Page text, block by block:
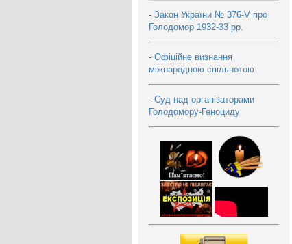
- Закон України № 376-V про
Голодомор 1932-33 рр.
- Офіційне визнання
міжнародною спільнотою
- Суд над організаторами
Голодомору-Геноциду